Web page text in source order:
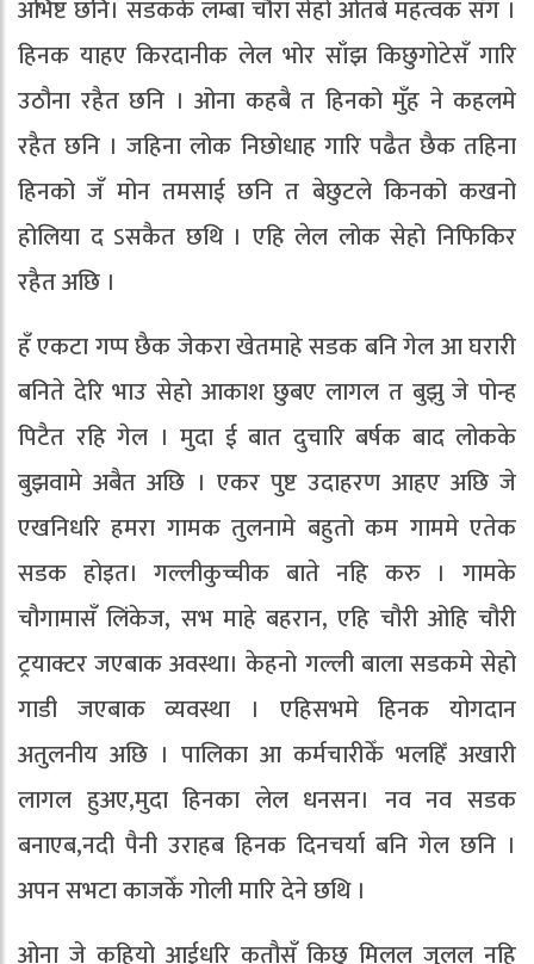
अभिष्ट छनि। सडकके लम्बा चौरा सेहो ओतबे महत्वक सँग ।
हिनक याहए किरदानीक लेल भोर साँझ किछुगोटेसँ गारि
उठौना रहैत छनि । ओना कहबै त हिनको मुँह ने कहलमे
रहैत छनि । जहिना लोक निछोधाह गारि पढैत छैक तहिना
हिनको जँ मोन तमसाई छनि त बेछुटले किनको कखनो
होलिया द ऽसकैत छथि । एहि लेल लोक सेहो निफिकिर
रहैत अछि ।
हँ एकटा गप्प छैक जेकरा खेतमाहे सडक बनि गेल आ घरारी
बनिते देरि भाउ सेहो आकाश छुबए लागल त बुझु जे पोन्ह
पिटैत रहि गेल । मुदा ई बात दुचारि बर्षक बाद लोकके
बुझवामे अबैत अछि । एकर पुष्ट उदाहरण आहए अछि जे
एखनिधरि हमरा गामक तुलनामे बहुतो कम गाममे एतेक
सडक होइत। गल्लीकुच्चीक बाते नहि करु । गामके
चौगामासँ लिंकेज, सभ माहे बहरान, एहि चौरी ओहि चौरी
ट्रयाक्टर जएबाक अवस्था। केहनो गल्ली बाला सडकमे सेहो
गाडी जएबाक व्यवस्था । एहिसभमे हिनक योगदान
अतुलनीय अछि । पालिका आ कर्मचारीकेँ भलहिँ अखारी
लागल हुअए,मुदा हिनका लेल धनसन। नव नव सडक
बनाएब,नदी पैनी उराहब हिनक दिनचर्या बनि गेल छनि ।
अपन सभटा काजकेँ गोली मारि देने छथि ।